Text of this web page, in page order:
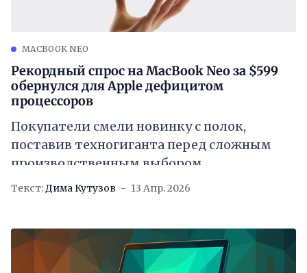
MACBOOK NEO
Рекордный спрос на MacBook Neo за $599
обернулся для Apple дефицитом
процессоров
Покупатели смели новинку с полок,
поставив техногиганта перед сложным
производственным выбором
Текст:Дима Кутузов 13 Апр. 2026